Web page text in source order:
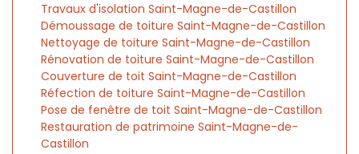
Travaux d'isolation Saint-Magne-de-Castillon
Démoussage de toiture Saint-Magne-de-Castillon
Nettoyage de toiture Saint-Magne-de-Castillon
Rénovation de toiture Saint-Magne-de-Castillon
Couverture de toit Saint-Magne-de-Castillon
Réfection de toiture Saint-Magne-de-Castillon
Pose de fenêtre de toit Saint-Magne-de-Castillon
Restauration de patrimoine Saint-Magne-de-
Castillon